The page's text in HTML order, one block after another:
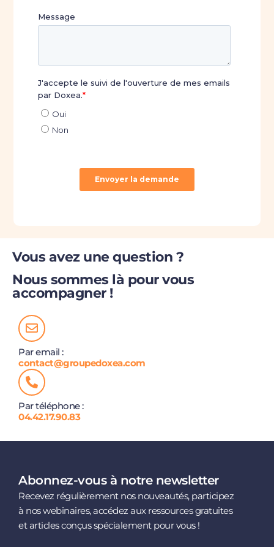
Vous avez une question ?
Nous sommes là pour vous
accompagner !
Par email :
contact@groupedoxea.com
Par téléphone :
04.42.17.90.83
Abonnez-vous à notre newsletter
Recevez régulièrement nos nouveautés, participez
à nos webinaires, accédez aux ressources gratuites
et articles conçus spécialement pour vous !